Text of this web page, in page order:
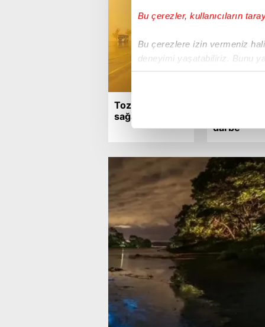
Bu çerezler, kullanıcıların
Bu çerezlere izin vermeniz
deneyimi yaşatabiliriz. Bunu
içerikleri sunabilmek adına
Her halükârda, kullanıcılar,
çerezler vasıtasıyla çeşitli
amacıyla kullanılmaktadır.
reklam/pazarlama faaliyetlerinin
Çerezlere ilişkin tercihlerinizi
butonuna tıklayabilir,Çerez
6698 sayılı Kişisel Verilerin
mevzuata uygun olarak
Toz fırtınası ve
sağanak geliyor
darbe